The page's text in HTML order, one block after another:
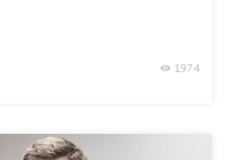
1974